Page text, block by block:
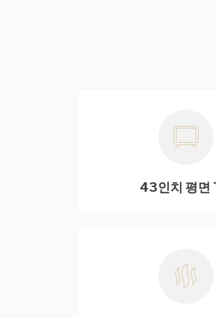
43인치 평면